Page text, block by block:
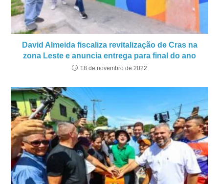
David Almeida fiscaliza revitalização de Cras na
zona Leste e anuncia entrega para final do ano
18 de novembro de 2022